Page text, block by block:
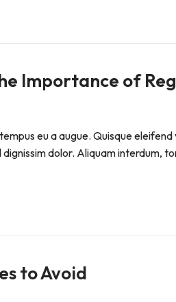
Importance of
eu a augue. Quisque
dolor. Aliquam interdum,
to Avoid